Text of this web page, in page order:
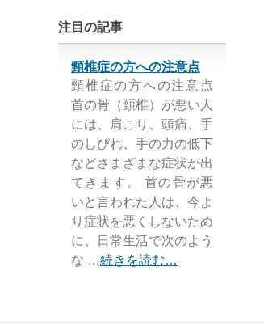
注目の記事
頸椎症の方への注意点
頸椎症の方への注意点
首の骨（頸椎）が悪い人
には、肩こり、頭痛、手
のしびれ、手の力の低下
などさまざまな症状が出
てきます。 首の骨が悪
いと言われた人は、今よ
り症状を悪くしないため
に、日常生活で次のよう
な …続きを読む…